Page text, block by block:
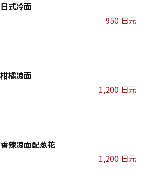
日式冷面
950 日元
柑橘凉面
1,200 日元
香辣凉面配葱花
1,200 日元